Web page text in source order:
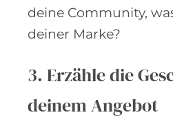
deine Community,
deiner Marke?
3. Erzähle die
deinem Angebot